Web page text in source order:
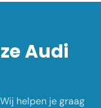
Audi
helpen je graag